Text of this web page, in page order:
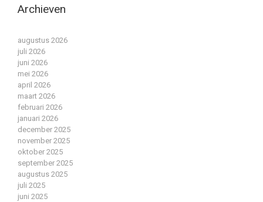
Archieven
augustus 2026
juli 2026
juni 2026
mei 2026
april 2026
maart 2026
februari 2026
januari 2026
december 2025
november 2025
oktober 2025
september 2025
augustus 2025
juli 2025
juni 2025